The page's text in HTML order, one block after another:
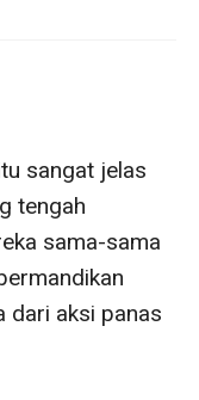
hati saat
laki itu sedang
pintu
saja Daniel juga
yang
sangat jelas
tengah
sama-sama
dari aksi panas